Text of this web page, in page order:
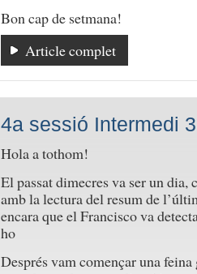
Bon cap de setmana!
Article complet
4a sessió Intermedi 3
Hola a tothom!
El passat dimecres va ser un
amb la lectura del resum de
encara que el Francisco va
ho
Després vam començar una